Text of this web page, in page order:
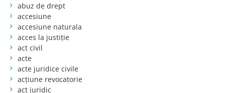
abuz de drept
accesiune
accesiune naturala
acces la justiție
act civil
acte
acte juridice civile
acțiune revocatorie
act juridic